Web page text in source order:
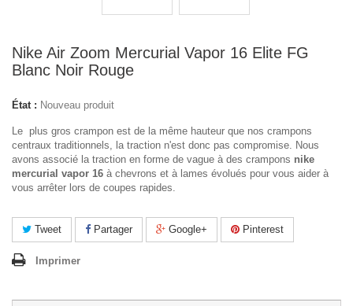
Nike Air Zoom Mercurial Vapor 16 Elite FG
Blanc Noir Rouge
État : Nouveau produit
Le plus gros crampon est de la même hauteur que nos crampons
centraux traditionnels, la traction n'est donc pas compromise. Nous
avons associé la traction en forme de vague à des crampons nike
mercurial vapor 16 à chevrons et à lames évolués pour vous aider à
vous arrêter lors de coupes rapides.
Tweet Partager Google+ Pinterest
Imprimer